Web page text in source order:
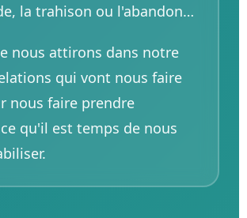
la trahison ou l'abandon…
nous attirons dans notre
qui vont nous faire
nous faire prendre
qu'il est temps de nous